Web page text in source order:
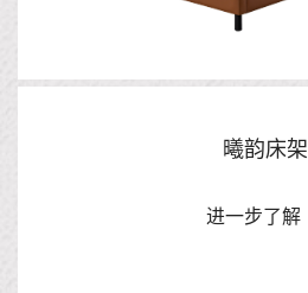
曦韵床架
进一步了解